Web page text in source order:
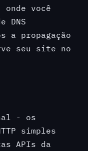
onde você
DNS
a propagação
seu site no
- os
simples
APIs da